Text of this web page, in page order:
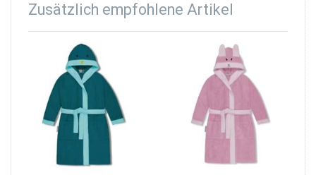
Zusätzlich empfohlene Artikel